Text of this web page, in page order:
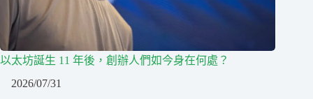
以太坊誕生 11 年後，創辦人們如今身在何處？
2026/07/31